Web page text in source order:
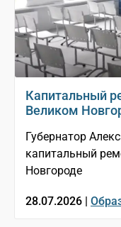
Капитальный
Великом
Губернатор
капитальный
Новгороде
28.07.2026 |